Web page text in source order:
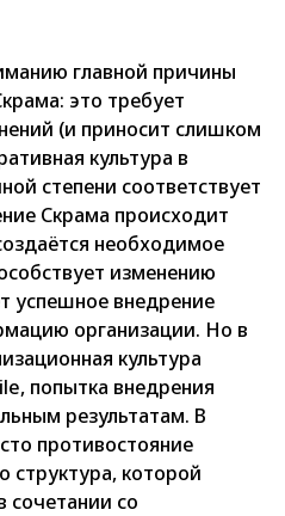
главной причины
это требует
(и приносит слишком
культура в
степени соответствует
Скрама происходит
необходимое
изменению
успешное внедрение
организации. Но в
культура
попытка внедрения
результатам. В
противостояние
структура, которой
сочетании со